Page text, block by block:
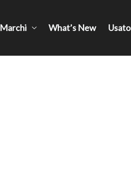
Marchi What’s New Usato